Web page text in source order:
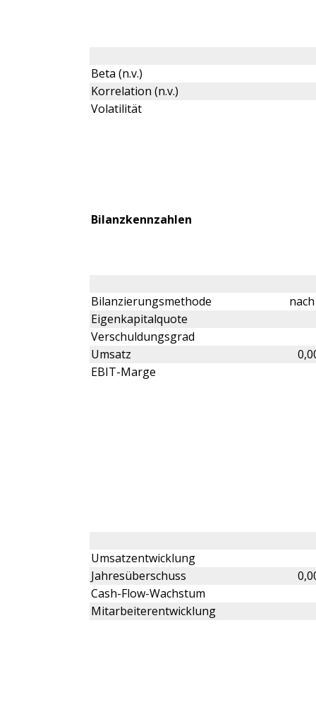
Beta (n.v.)
Korrelation (n.v.)
Volatilität
Bilanzkennzahlen
Bilanzierungsmethode
Eigenkapitalquote
Verschuldungsgrad
Umsatz
EBIT-Marge
Umsatzentwicklung
Jahresüberschuss
Cash-Flow-Wachstum
Mitarbeiterentwicklung